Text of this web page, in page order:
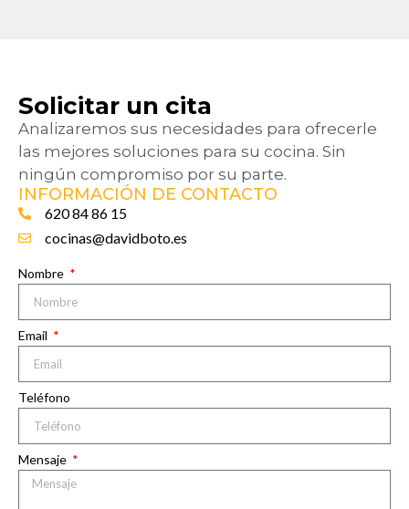
Solicitar un cita
Analizaremos sus necesidades para ofrecerle
las mejores soluciones para su cocina. Sin
ningún compromiso por su parte.
INFORMACIÓN DE CONTACTO
620 84 86 15
cocinas@davidboto.es
Nombre
Email
Teléfono
Mensaje